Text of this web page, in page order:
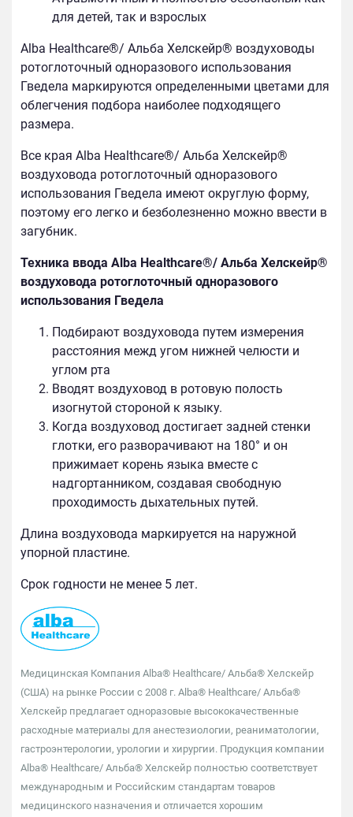
для детей, так и взрослых
Alba Healthcare®/ Альба Хелскейр® воздуховоды
ротоглоточный одноразового использования
Гведела маркируются определенными цветами для
облегчения подбора наиболее подходящего
размера.
Все края Alba Healthcare®/ Альба Хелскейр®
воздуховода ротоглоточный одноразового
использования Гведела имеют округлую форму,
поэтому его легко и безболезненно можно ввести в
загубник.
Техника ввода Alba Healthcare®/ Альба Хелскейр®
воздуховода ротоглоточный одноразового
использования Гведела
Подбирают воздуховода путем измерения
расстояния межд угом нижней челюсти и
углом рта
Вводят воздуховод в ротовую полость
изогнутой стороной к языку.
Когда воздуховод достигает задней стенки
глотки, его разворачивают на 180° и он
прижимает корень языка вместе с
надгортанником, создавая свободную
проходимость дыхательных путей.
Длина воздуховода маркируется на наружной
упорной пластине.
Срок годности не менее 5 лет.
Медицинская Компания Alba® Healthcare/ Альба® Хелскейр
(США) на рынке России с 2008 г. Alba® Healthcare/ Альба®
Хелскейр предлагает одноразовые высококачественные
расходные материалы для анестезиологии, реаниматологии,
гастроэнтерологии, урологии и хирургии. Продукция компании
Alba® Healthcare/ Альба® Хелскейр полностью соответствует
международным и Российским стандартам товаров
медицинского назначения и отличается хорошим